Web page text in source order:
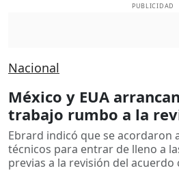
PUBLICIDAD
Nacional
México y EUA
trabajo rumbo a la
Ebrard indicó que se acordaron
técnicos para entrar de lleno a
previas a la revisión del acuerdo